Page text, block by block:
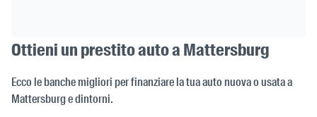
Ottieni un prestito auto a Mattersburg
Ecco le banche migliori per finanziare la tua auto nuova o usata a
Mattersburg e dintorni.